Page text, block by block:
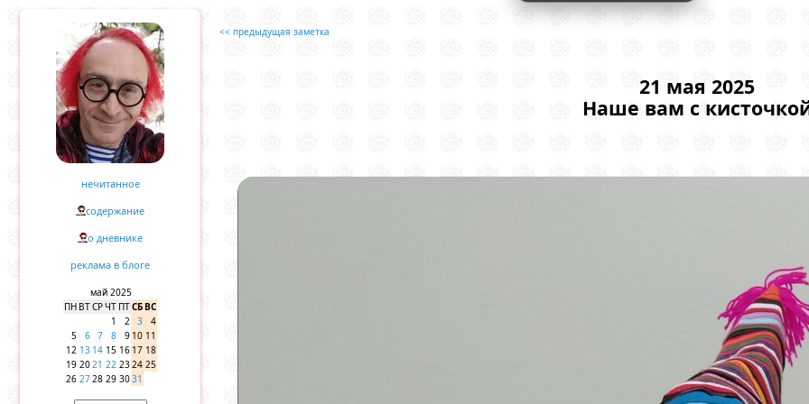
нечитанное
содержание
о дневнике
реклама в блоге
май 2025
ПН ВТСРЧТ ПТСБВС
1
2 3
4
5
6 7 8 9 10 11
12 13 14 15 16 17 18
19 2021 22 2324 25
26 2728 29 3031
<< предыдущая заметка
21 мая 2025
Наше вам с